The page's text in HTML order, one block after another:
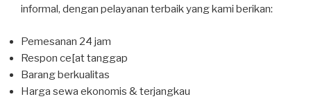
informal, dengan pelayanan terbaik yang kami berikan:
Pemesanan 24 jam
Respon ce[at tanggap
Barang berkualitas
Harga sewa ekonomis & terjangkau